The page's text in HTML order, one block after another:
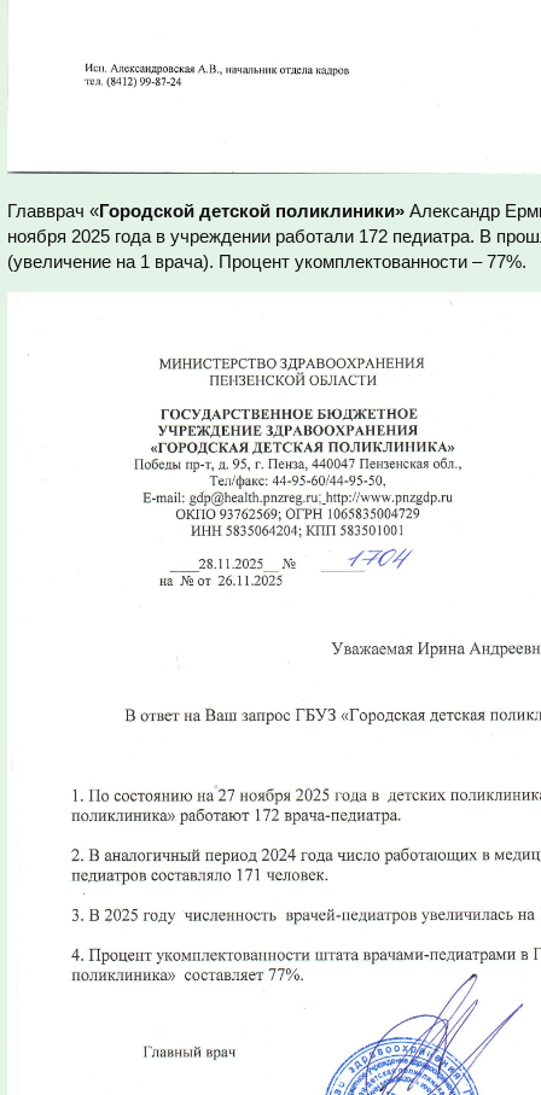
Главврач «Городской детской поликлиники» Александр
ноября 2025 года в учреждении работали 172 педиатра. В
(увеличение на 1 врача). Процент укомплектованности – 77%.